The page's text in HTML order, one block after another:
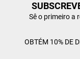
Sê o primeiro a
OBTÉM 10% DE